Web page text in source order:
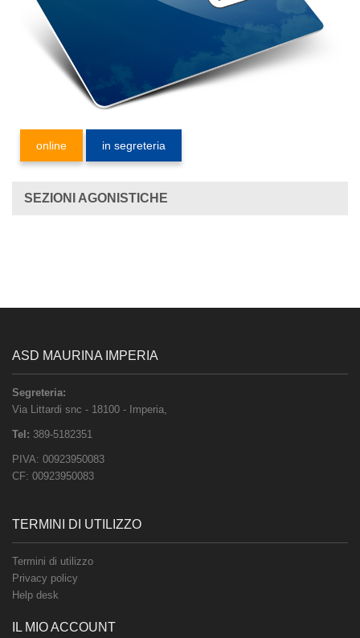
online in segreteria
SEZIONI AGONISTICHE
ASD MAURINA IMPERIA
Segreteria:
Via Littardi snc - 18100 - Imperia,
Tel: 389-5182351
PIVA: 00923950083
CF: 00923950083
TERMINI DI UTILIZZO
Termini di utilizzo
Privacy policy
Help desk
IL MIO ACCOUNT